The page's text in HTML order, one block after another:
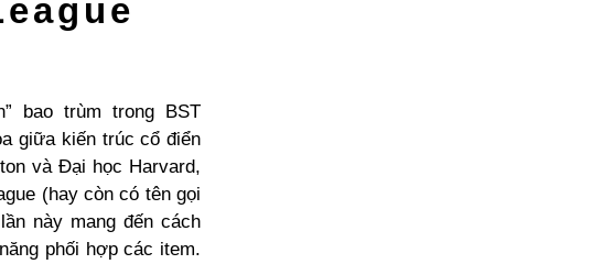
bao trùm trong BST
giữa kiến trúc cổ điển
và Đại học Harvard,
(hay còn có tên gọi
này mang đến cách
phối hợp các item.